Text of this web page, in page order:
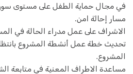
في مجال حماية الطفل على مستوى
مسار إحالة امن.
الاشراف على عمل مدراء الحالة في
تحديث خطة عمل أنشطة المشروع
المشروع.
مساعدة الاطراف المعنية في متابعة